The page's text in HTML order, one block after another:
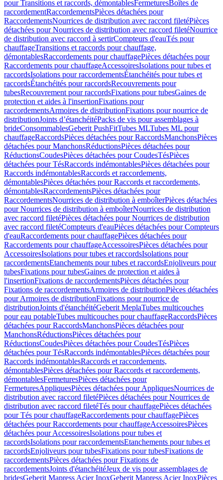
pour Transitions et raccords, démontablesFermeturesBoîtes de
raccordementRaccordementsPièces détachées pour
RaccordementsNourrices de distribution avec raccord filetéPièces
détachées pour Nourrices de distribution avec raccord filetéNourrice
de distribution avec raccord à sertirCompteurs d'eauTés pour
chauffageTransitions et raccords pour chauffage,
démontablesRaccordements pour chauffagePièces détachées pour
Raccordements pour chauffageAccessoiresIsolations pour tubes et
raccordsIsolations pour raccordementsÉtanchéités pour tubes et
raccordsÉtanchéités pour raccordsRecouvrements pour
tubesRecouvrement pour raccordsFixations pour tubesGaines de
protection et aides à l'insertionFixations pour
raccordementsArmoires de distributionFixations pour nourrice de
distributionJoints d’étanchéitéPacks de vis pour assemblages à
brideConsommablesGeberit PushFitTubes MLTubes ML pour
chauffageRaccordsPièces détachées pour RaccordsManchonsPièces
détachées pour ManchonsRéductionsPièces détachées pour
RéductionsCoudesPièces détachées pour CoudesTésPièces
détachées pour TésRaccords indémontablesPièces détachées pour
Raccords indémontablesRaccords et raccordements,
démontablesPièces détachées pour Raccords et raccordements,
démontablesRaccordementsPièces détachées pour
RaccordementsNourrices de distribution à emboîterPièces détachées
pour Nourrices de distribution à emboîterNourrices de distribution
avec raccord filetéPièces détachées pour Nourrices de distribution
avec raccord filetéCompteurs d'eauPièces détachées pour Compteurs
d'eauRaccordements pour chauffagePièces détachées pour
Raccordements pour chauffageAccessoiresPièces détachées pour
AccessoiresIsolations pour tubes et raccordsIsolations pour
raccordementsEtanchements pour tubes et raccordsEnjoliveurs pour
tubesFixations pour tubesGaines de protection et aides à
l'insertionFixations de raccordementsPièces détachées pour
Fixations de raccordementsArmoires de distributionPièces détachées
pour Armoires de distributionFixations pour nourrice de
distributionJoints d'étanchéitéGeberit MeplaTubes multicouches
pour eau potableTubes multicouches pour chauffageRaccordsPièces
détachées pour RaccordsManchonsPièces détachées pour
ManchonsRéductionsPièces détachées pour
RéductionsCoudesPièces détachées pour CoudesTésPièces
détachées pour TésRaccords indémontablesPièces détachées pour
Raccords indémontablesRaccords et raccordements,
démontablesPièces détachées pour Raccords et raccordements,
démontablesFermeturesPièces détachées pour
FermeturesAppliquesPièces détachées pour AppliquesNourrices de
distribution avec raccord filetéPièces détachées pour Nourrices de
distribution avec raccord filetéTés pour chauffagePièces détachées
pour Tés pour chauffageRaccordements pour chauffagePièces
détachées pour Raccordements pour chauffageAccessoiresPièces
détachées pour AccessoiresIsolations pour tubes et
raccordsIsolations pour raccordementsEtanchements pour tubes et
raccordsEnjoliveurs pour tubesFixations pour tubesFixations de
raccordementsPièces détachées pour Fixations de
raccordementsJoints d'étanchéitéJeux de vis pour assemblages de
bridesGeberit Mapress Acier InoxGeberit Mapress Acier InoxPièces